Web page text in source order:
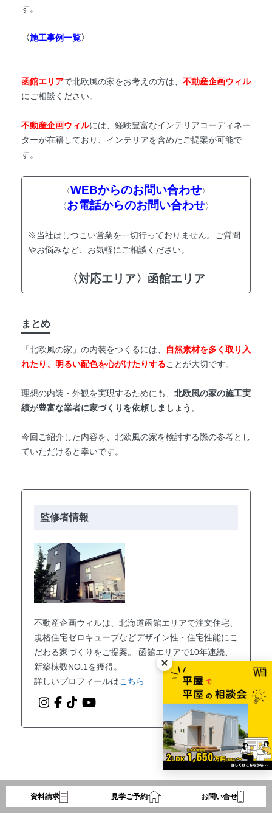
す。
〈施工事例一覧〉
函館エリアで北欧風の家をお考えの方は、 不動産企画ウィル
にご相談ください。
不動産企画ウィルには、経験豊富なインテリアコーディネー
ターが在籍しており、インテリアを含めたご提案が可能で
す。
〈WEBからのお問い合わせ〉
〈お電話からのお問い合わせ〉
※当社はしつこい営業を一切行っておりません。ご質問
やお悩みなど、お気軽にご相談ください。
〈対応エリア〉函館エリア
まとめ
「北欧風の家」の内装をつくるには、
自然素材を多く取り入
れたり、明るい配色を心がけたりすることが大切です。
理想の内装・外観を実現するためにも、 北欧風の家の施工実
績が豊富な業者に家づくりを依頼しましょう。
今回ご紹介した内容を、北欧風の家を検討する際の参考とし
ていただけると幸いです。
監修者情報
不動産企画ウィルは、北海道函館エリアで注文住宅、
規格住宅ゼロキューブなどデザイン性・住宅性能にこ
だわる家づくりをご提案。 函館エリアで10年連続、
新築棟数NO.1を獲得。
詳しいプロフィールはこちら
資料請求 見学ご予約 お問い合せ